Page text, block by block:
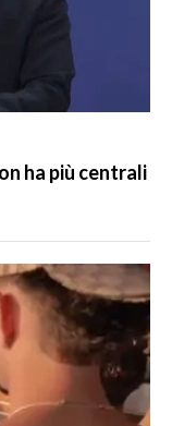
ha più centrali